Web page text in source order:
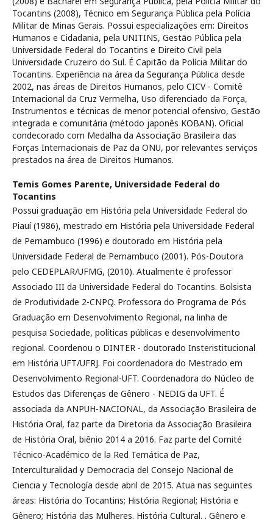
Tocantins (2008), Técnico em Segurança Pública pela Polícia
Militar de Minas Gerais. Possui especializações em: Direitos
Humanos e Cidadania, pela UNITINS, Gestão Pública pela
Universidade Federal do Tocantins e Direito Civil pela
Universidade Cruzeiro do Sul. É Capitão da Polícia Militar do
Tocantins. Experiência na área da Segurança Pública desde
2002, nas áreas de Direitos Humanos, pelo CICV - Comitê
Internacional da Cruz Vermelha, Uso diferenciado da Força,
Instrumentos e técnicas de menor potencial ofensivo, Gestão
integrada e comunitária (método japonês KOBAN). Oficial
condecorado com Medalha da Associação Brasileira das
Forças Internacionais de Paz da ONU, por relevantes serviços
prestados na área de Direitos Humanos.
Temis Gomes Parente, Universidade Federal do
Tocantins
Possui graduação em História pela Universidade Federal do
Piauí (1986), mestrado em História pela Universidade Federal
de Pernambuco (1996) e doutorado em História pela
Universidade Federal de Pernambuco (2001). Pós-Doutora
pelo CEDEPLAR/UFMG, (2010). Atualmente é professor
Associado III da Universidade Federal do Tocantins. Bolsista
de Produtividade 2-CNPQ. Professora do Programa de Pós
Graduação em Desenvolvimento Regional, na linha de
pesquisa Sociedade, políticas públicas e desenvolvimento
regional. Coordenou o DINTER - doutorado Insteristitucional
em História UFT/UFRJ. Foi coordenadora do Mestrado em
Desenvolvimento Regional-UFT. Coordenadora do Núcleo de
Estudos das Diferenças de Gênero - NEDIG da UFT. É
associada da ANPUH-NACIONAL, da Associação Brasileira de
História Oral, faz parte da Diretoria da Associação Brasileira
de História Oral, biênio 2014 a 2016. Faz parte del Comité
Técnico-Académico de la Red Temática de Paz,
Interculturalidad y Democracia del Consejo Nacional de
Ciencia y Tecnología desde abril de 2015. Atua nas seguintes
áreas: História do Tocantins; História Regional; História e
Gênero; História das Mulheres. História Cultural. . Gênero e